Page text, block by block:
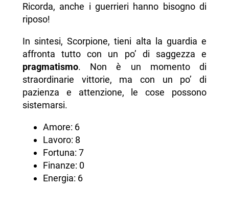
Ricorda, anche i guerrieri hanno bisogno di
riposo!
In sintesi, Scorpione, tieni alta la guardia e
affronta tutto con un po’ di saggezza e
pragmatismo. Non è un momento di
straordinarie vittorie, ma con un po’ di
pazienza e attenzione, le cose possono
sistemarsi.
Amore: 6
Lavoro: 8
Fortuna: 7
Finanze: 0
Energia: 6